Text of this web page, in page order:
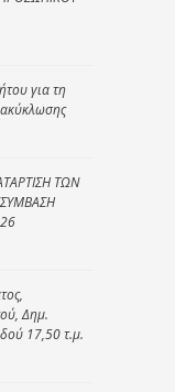
για τη
ΤΩΝ
Δημ.
17,50 τ.μ.